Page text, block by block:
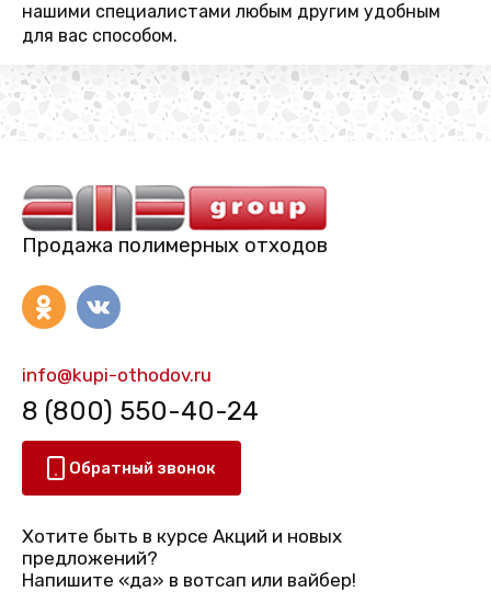
нашими специалистами любым другим удобным
для вас способом.
Продажа полимерных отходов
info@kupi-othodov.ru
8 (800) 550-40-24
Обратный звонок
Хотите быть в курсе Акций и новых
предложений?
Напишите «да» в вотсап или вайбер!